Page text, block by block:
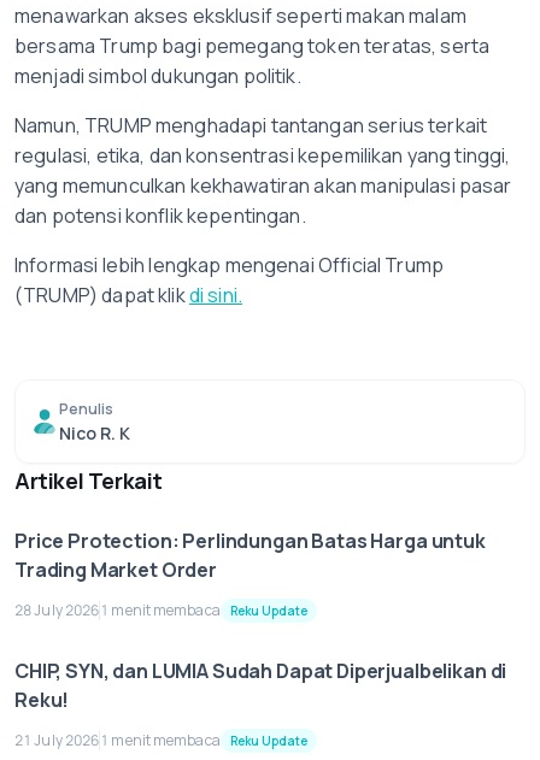
menawarkan akses eksklusif seperti makan malam
bersama Trump bagi pemegang token teratas, serta
menjadi simbol dukungan politik.
Namun, TRUMP menghadapi tantangan serius terkait
regulasi, etika, dan konsentrasi kepemilikan yang tinggi,
yang memunculkan kekhawatiran akan manipulasi pasar
dan potensi konflik kepentingan.
Informasi lebih lengkap mengenai Official Trump
(TRUMP) dapat klikdi sini.
Penulis
Nico R. K
Artikel Terkait
Price Protection: Perlindungan Batas Harga untuk
Trading Market Order
28 July 20261 menit membaca Reku Update
CHIP, SYN, dan LUMIA Sudah Dapat Diperjualbelikan di
Reku!
21 July 20261 menit membaca Reku Update